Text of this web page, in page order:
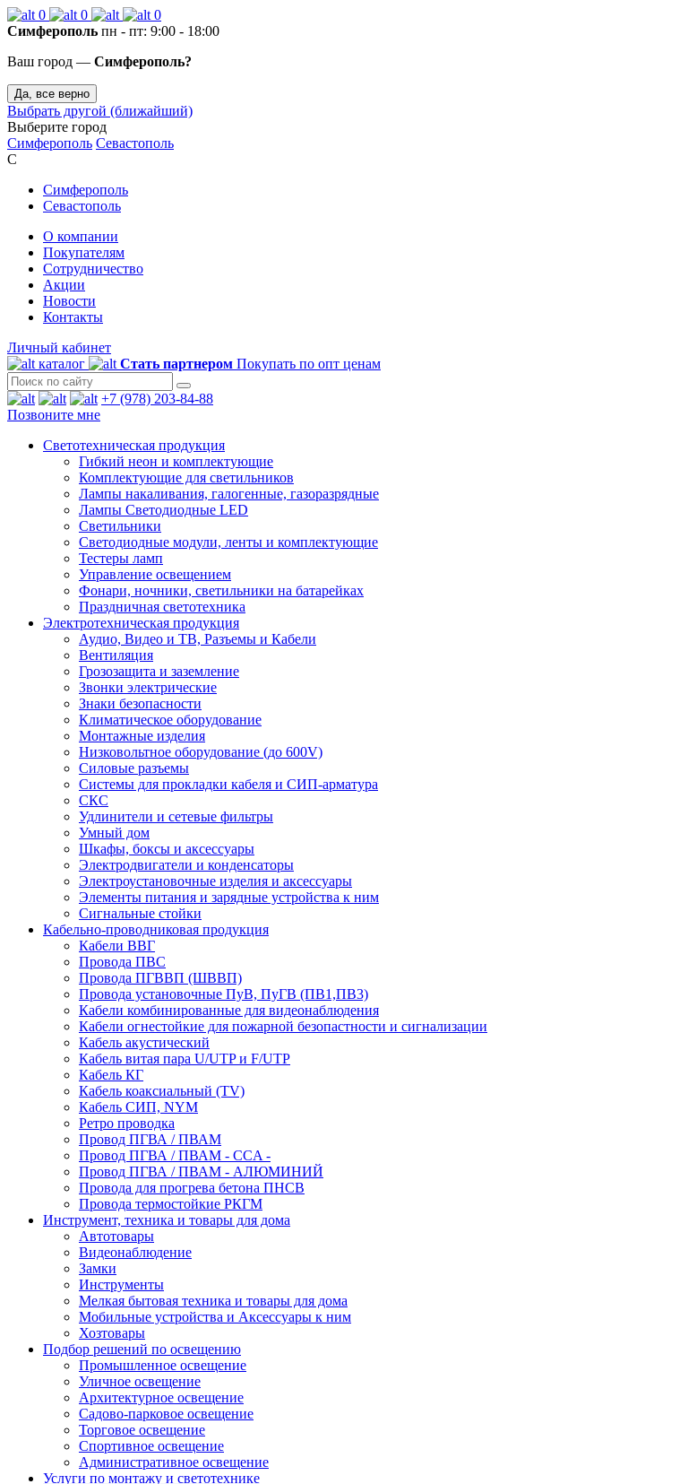
0 0
0
Симферополь пн - пт: 9:00 - 18:00
Ваш город — Симферополь?
Да, все верно
Выбрать другой (ближайший)
Выберите город
Симферополь Севастополь
С
Симферополь
Севастополь
О компании
Покупателям
Сотрудничество
Акции
Новости
Контакты
Личный кабинет
каталог
Стать партнером Покупать по опт ценам
+7 (978) 203-84-88
Позвоните мне
Светотехническая продукция
Гибкий неон и комплектующие
Комплектующие для светильников
Лампы накаливания, галогенные, газоразрядные
Лампы Светодиодные LED
Светильники
Светодиодные модули, ленты и комплектующие
Тестеры ламп
Управление освещением
Фонари, ночники, светильники на батарейках
Праздничная светотехника
Электротехническая продукция
Аудио, Видео и ТВ, Разъемы и Кабели
Вентиляция
Грозозащита и заземление
Звонки электрические
Знаки безопасности
Климатическое оборудование
Монтажные изделия
Низковольтное оборудование (до 600V)
Силовые разъемы
Системы для прокладки кабеля и СИП-арматура
СКС
Удлинители и сетевые фильтры
Умный дом
Шкафы, боксы и аксессуары
Электродвигатели и конденсаторы
Электроустановочные изделия и аксессуары
Элементы питания и зарядные устройства к ним
Сигнальные стойки
Кабельно-проводниковая продукция
Кабели ВВГ
Провода ПВС
Провода ПГВВП (ШВВП)
Провода установочные ПуВ, ПуГВ (ПВ1,ПВ3)
Кабели комбинированные для видеонаблюдения
Кабели огнестойкие для пожарной безопастности и сигнализации
Кабель акустический
Кабель витая пара U/UTP и F/UTP
Кабель КГ
Кабель коаксиальный (TV)
Кабель СИП, NYM
Ретро проводка
Провод ПГВА / ПВАМ
Провод ПГВА / ПВАМ - CCA -
Провод ПГВА / ПВАМ - АЛЮМИНИЙ
Провода для прогрева бетона ПНСВ
Провода термостойкие РКГМ
Инструмент, техника и товары для дома
Автотовары
Видеонаблюдение
Замки
Инструменты
Мелкая бытовая техника и товары для дома
Мобильные устройства и Аксессуары к ним
Хозтовары
Подбор решений по освещению
Промышленное освещение
Уличное освещение
Архитектурное освещение
Садово-парковое освещение
Торговое освещение
Спортивное освещение
Административное освещение
Услуги по монтажу и светотехнике